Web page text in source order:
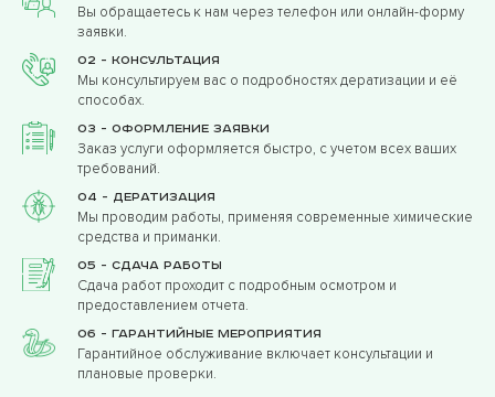
Вы обращаетесь к нам через телефон или онлайн-форму
заявки.
02 - Консультация
Мы консультируем вас о подробностях дератизации и её
способах.
03 - Оформление заявки
Заказ услуги оформляется быстро, с учетом всех ваших
требований.
04 - Дератизация
Мы проводим работы, применяя современные химические
средства и приманки.
05 - Сдача работы
Сдача работ проходит с подробным осмотром и
предоставлением отчета.
06 - Гарантийные мероприятия
Гарантийное обслуживание включает консультации и
плановые проверки.